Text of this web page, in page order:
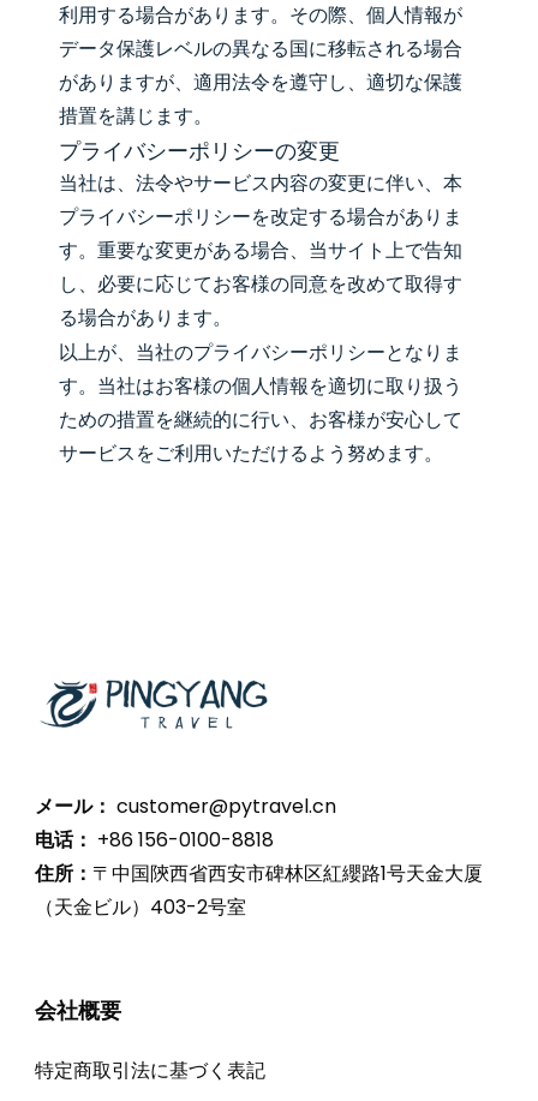
利用する場合があります。その際、個人情報が
データ保護レベルの異なる国に移転される場合
がありますが、適用法令を遵守し、適切な保護
措置を講じます。
プライバシーポリシーの変更
当社は、法令やサービス内容の変更に伴い、本
プライバシーポリシーを改定する場合がありま
す。重要な変更がある場合、当サイト上で告知
し、必要に応じてお客様の同意を改めて取得す
る場合があります。
以上が、当社のプライバシーポリシーとなりま
す。当社はお客様の個人情報を適切に取り扱う
ための措置を継続的に行い、お客様が安心して
サービスをご利用いただけるよう努めます。
メール： customer@pytravel.cn
电话： +86 156-0100-8818
住所： 〒中国陝西省西安市碑林区紅纓路1号天金大厦
（天金ビル）403-2号室
会社概要
特定商取引法に基づく表記